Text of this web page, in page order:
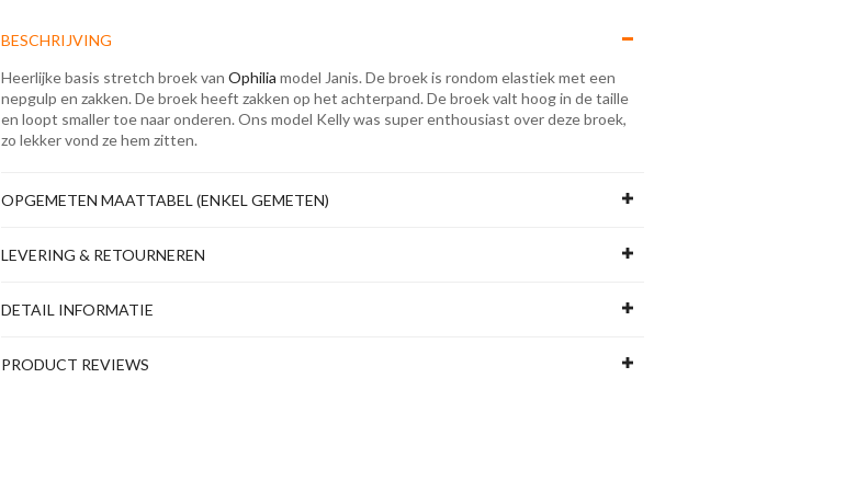
BESCHRIJVING
Heerlijke basis stretch broek vanOphilia model Janis. De broek is rondom elastiek met een
nepgulp en zakken. De broek heeft zakken op het achterpand. De broek valt hoog in de taille
en loopt smaller toe naar onderen. Ons model Kelly was super enthousiast over deze broek,
zo lekker vond ze hem zitten.
OPGEMETEN MAATTABEL (ENKEL GEMETEN)
LEVERING & RETOURNEREN
DETAIL INFORMATIE
PRODUCT REVIEWS